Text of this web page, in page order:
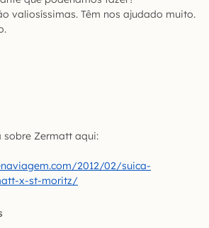
valiosíssimas. Têm nos ajudado muito.
sobre Zermatt aqui:
2012/02/suica-
x-st-moritz/